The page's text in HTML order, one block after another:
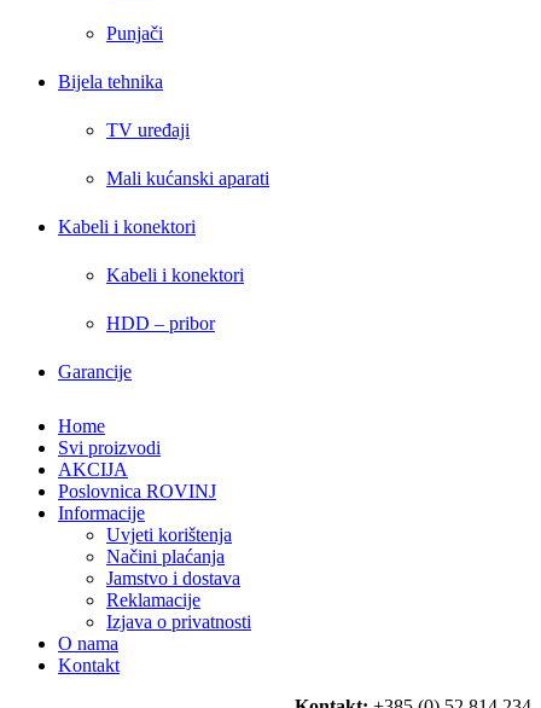
Punjači
Bijela tehnika
TV uređaji
Mali kućanski aparati
Kabeli i konektori
Kabeli i konektori
HDD – pribor
Garancije
Home
Svi proizvodi
AKCIJA
Poslovnica ROVINJ
Informacije
Uvjeti korištenja
Načini plaćanja
Jamstvo i dostava
Reklamacije
Izjava o privatnosti
O nama
Kontakt